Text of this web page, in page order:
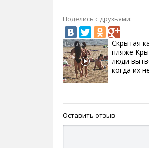
Поделись с друзьями:
Скрытая
пляже
люди
когда их
Оставить отзыв